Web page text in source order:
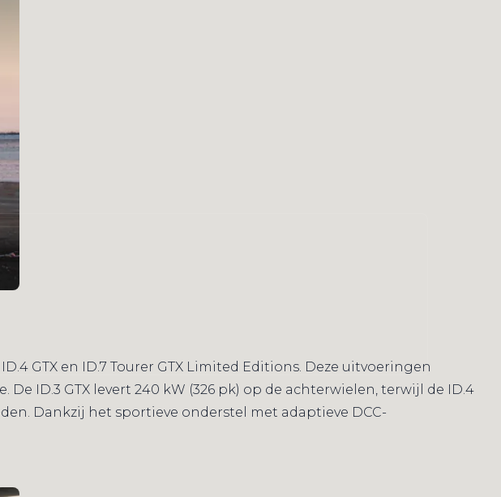
GTX en ID.7 Tourer GTX Limited Editions. Deze uitvoeringen
ID.3 GTX levert 240 kW (326 pk) op de achterwielen, terwijl de ID.4
Dankzij het sportieve onderstel met adaptieve DCC-